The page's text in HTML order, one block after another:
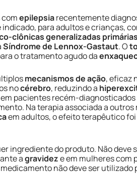
epilepsiarecentemente
indicado, para adultos e crianças,
clônicas generalizadas
Síndrome de Lennox-Gastaut. O
o tratamento agudo da
mecanismos de ação, eficaz
nocérebro, reduzindo a
pacientes recém-diagnosticados
Na terapia associada a
em adultos, o efeito terapêutico
ingrediente do produto. Não deve
agravideze em mulheres com
medicamento não deve ser utilizado